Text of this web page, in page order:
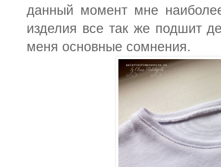
данный момент мне
изделия все так же подшит
меня основные сомнения.